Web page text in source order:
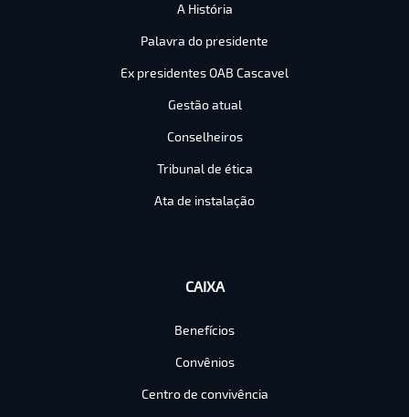
A História
Palavra do presidente
Ex presidentes OAB Cascavel
Gestão atual
Conselheiros
Tribunal de ética
Ata de instalação
CAIXA
Benefícios
Convênios
Centro de convivência